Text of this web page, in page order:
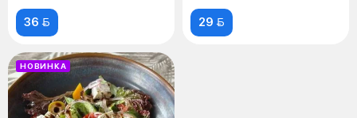
36  29 
НОВИНКА